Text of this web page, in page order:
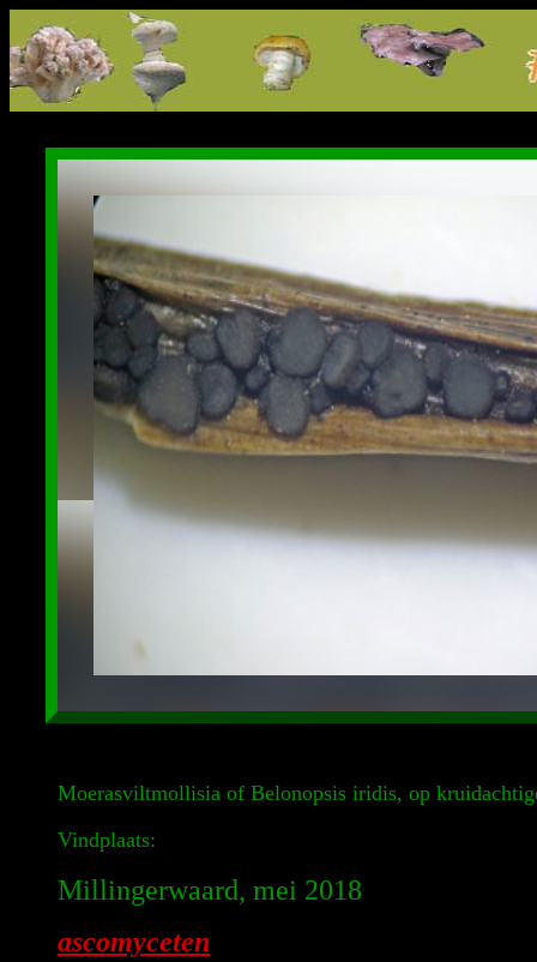
Moerasviltmollisia of Belonopsis iridis, op
Vindplaats:
Millingerwaard, mei 2018
ascomyceten